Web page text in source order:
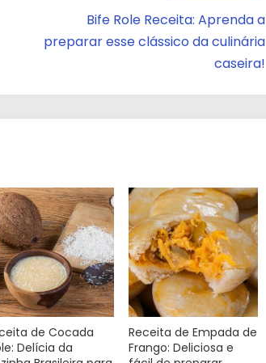
Bife Role Receita: Aprenda a
preparar esse clássico da culinária
caseira!
de Cocada
Delícia da
Receita de Empada de
Frango: Deliciosa e